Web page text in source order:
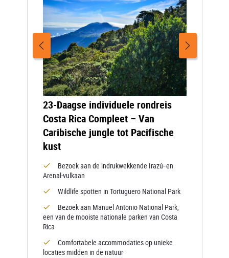
23-Daagse individuele rondreis
Costa Rica Compleet – Van
Caribische jungle tot Pacifische
kust
Bezoek aan de indrukwekkende Irazú- en
Arenal-vulkaan
Wildlife spotten in Tortuguero National Park
Bezoek aan Manuel Antonio National Park,
een van de mooiste nationale parken van Costa
Rica
Comfortabele accommodaties op unieke
locaties midden in de natuur